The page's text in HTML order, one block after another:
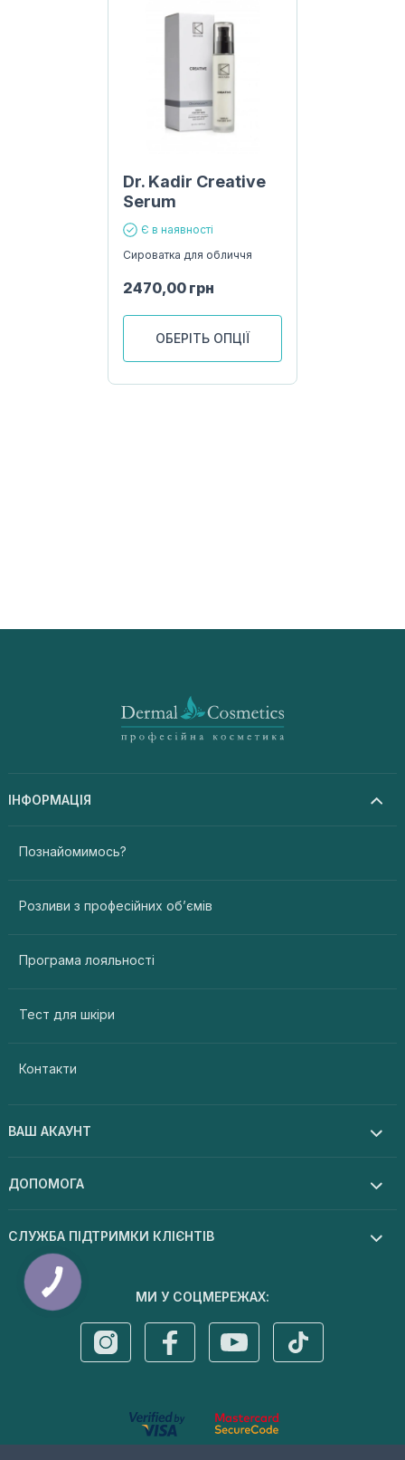
Dr. Kadir Creative
Serum
Є в наявності
Сироватка для обличчя
2470,00 грн
ОБЕРІТЬ ОПЦІЇ
ІНФОРМАЦІЯ
Познайомимось?
Розливи з професійних об’ємів
Програма лояльності
Тест для шкіри
Контакти
ВАШ АКАУНТ
ДОПОМОГА
СЛУЖБА ПІДТРИМКИ КЛІЄНТІВ
МИ У СОЦМЕРЕЖАХ:
КНОПКА
ЗВ'ЯЗКУ